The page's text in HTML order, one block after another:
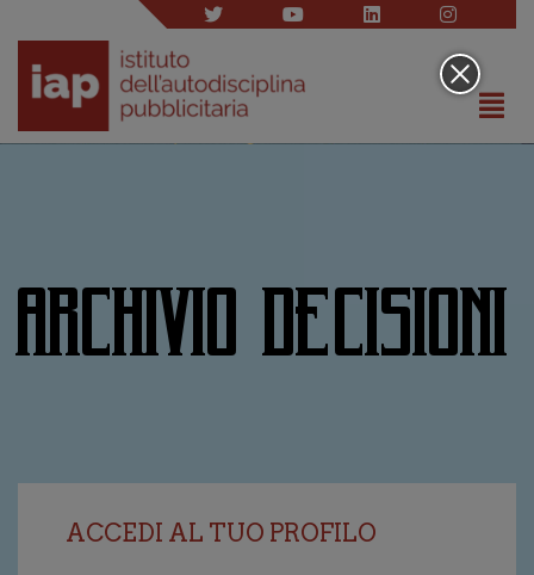
ARCHIVIO DECISIONI
ACCEDI AL TUO PROFILO